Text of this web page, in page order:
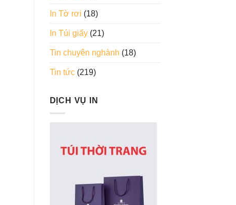
In Tờ rơi (18)
In Túi giấy(21)
Tin chuyên nghành (18)
Tin tức(219)
DỊCH VỤ IN